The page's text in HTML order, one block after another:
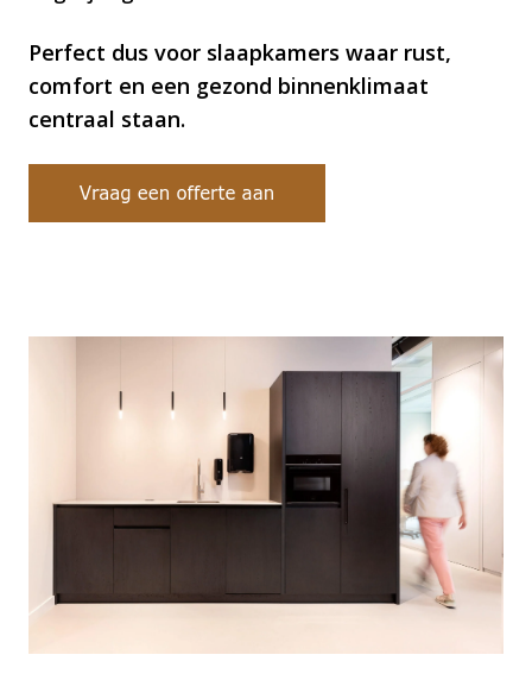
niet het geval wanneer je kiest voor een
gietvloer van Smitfloor. Een nieuwe gietvloer
kan worden aangebracht op vrijwel elk type
ondergrond, zowel in nieuwbouw als bij een
renovatieproject. Heb je een bestaande
tegelvloer? Geen enkel probleem, wanner de
overheen. Dat scheelt! Meer over het plaatsen
van een gietvloer over tegels lees je hier.
ONDERHOUD & HYGIËNE
Doordat we een gietvloer altijd naadloos
kunnen plaatsen ontstaan er geen naden waar
vuil zich kunnen verstoppen. Een gietvloer is
goed en gemakkelijk te reinigen, hierbij
volstaan een mop en lauw water over het
algemeen prima. Wil je toch de vloer
Perfect dus voor slaapkamers waar rust,
comfort en een gezond binnenklimaat
centraal staan.